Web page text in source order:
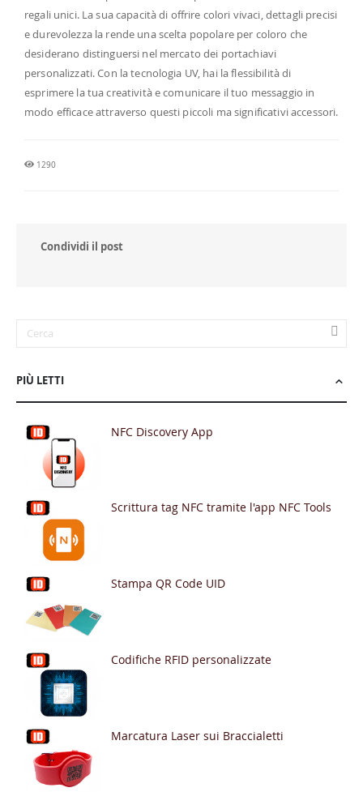
regali unici. La sua capacità di offrire colori vivaci, dettagli precisi
e durevolezza la rende una scelta popolare per coloro che
desiderano distinguersi nel mercato dei portachiavi
personalizzati. Con la tecnologia UV, hai la flessibilità di
esprimere la tua creatività e comunicare il tuo messaggio in
modo efficace attraverso questi piccoli ma significativi accessori.
1290
Condividi il post
PIÙ LETTI
NFC Discovery App
Scrittura tag NFC tramite l'app NFC Tools
Stampa QR Code UID
Codifiche RFID personalizzate
Marcatura Laser sui Braccialetti